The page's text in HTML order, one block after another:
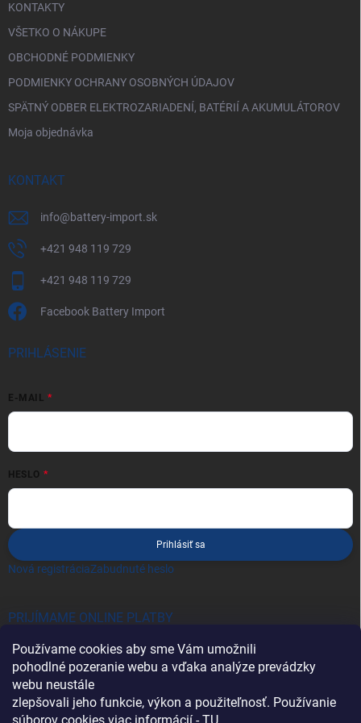
Používame cookies aby sme Vám umožnili
pohodlné pozeranie webu a vďaka analýze prevádzky
webu neustále
zlepšovali jeho funkcie, výkon a použiteľnosť. Používanie
KONTAKTY
VŠETKO O NÁKUPE
OBCHODNÉ PODMIENKY
PODMIENKY OCHRANY OSOBNÝCH ÚDAJOV
SPÄTNÝ ODBER ELEKTROZARIADENÍ, BATÉRIÍ A AKUMULÁTOROV
Moja objednávka
KONTAKT
info@battery-import.sk
+421 948 119 729
+421 948 119 729
Facebook Battery Import
PRIHLÁSENIE
E-MAIL
HESLO
Prihlásiť sa
Nová registráciaZabudnuté heslo
PRIJÍMAME ONLINE PLATBY